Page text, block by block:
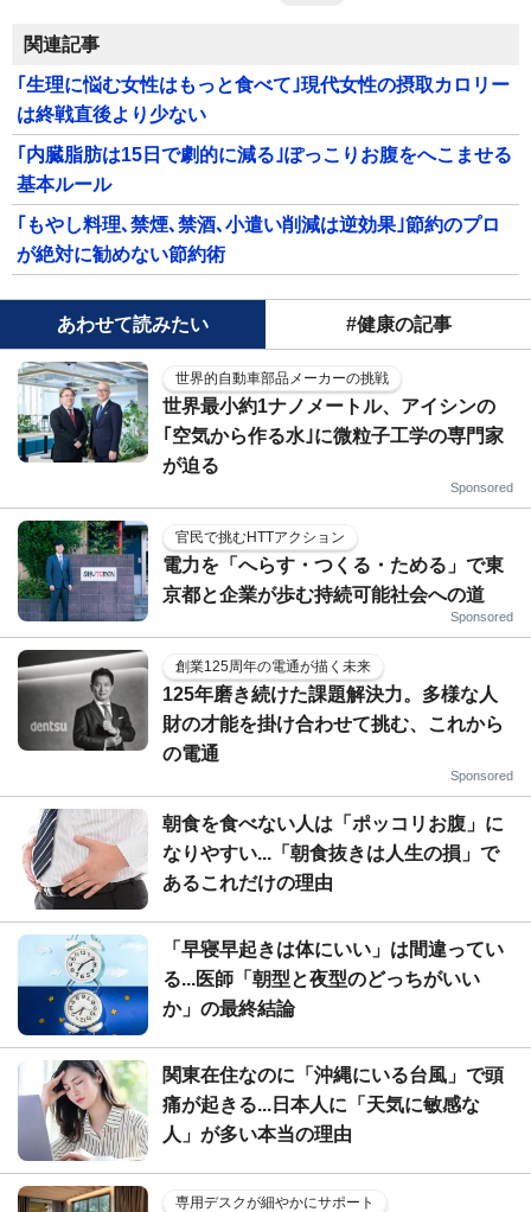
関連記事
｢生理に悩む女性はもっと食べて｣現代女性の摂取カロリー
は終戦直後より少ない
｢内臓脂肪は15日で劇的に減る｣ぽっこりお腹をへこませる
基本ルール
｢もやし料理､禁煙､禁酒､小遣い削減は逆効果｣節約のプロ
が絶対に勧めない節約術
あわせて読みたい #健康の記事
世界的自動車部品メーカーの挑戦
世界最小約1ナノメートル、アイシンの
｢空気から作る水｣に微粒子工学の専門家
が迫る
Sponsored
官民で挑むHTTアクション
電力を「へらす・つくる・ためる」で東
京都と企業が歩む持続可能社会への道
Sponsored
創業125周年の電通が描く未来
125年磨き続けた課題解決力。多様な人
財の才能を掛け合わせて挑む、これから
の電通
Sponsored
朝食を食べない人は「ポッコリお腹」に
なりやすい...「朝食抜きは人生の損」で
あるこれだけの理由
「早寝早起きは体にいい」は間違ってい
る...医師「朝型と夜型のどっちがいい
か」の最終結論
関東在住なのに「沖縄にいる台風」で頭
痛が起きる...日本人に「天気に敏感な
人」が多い本当の理由
専用デスクが細やかにサポート